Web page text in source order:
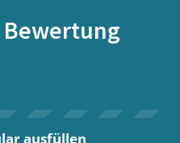
Bewertung
ausfüllen